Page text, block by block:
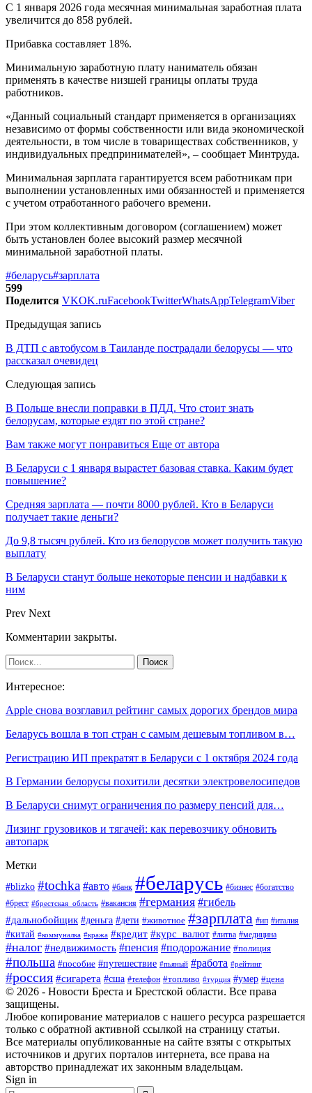
С 1 января 2026 года месячная минимальная заработная плата
увеличится до 858 рублей.
Прибавка составляет 18%.
Минимальную заработную плату наниматель обязан
применять в качестве низшей границы оплаты труда
работников.
«Данный социальный стандарт применяется в организациях
независимо от формы собственности или вида экономической
деятельности, в том числе в товариществах собственников, у
индивидуальных предпринимателей», – сообщает Минтруда.
Минимальная зарплата гарантируется всем работникам при
выполнении установленных ими обязанностей и применяется
с учетом отработанного рабочего времени.
При этом коллективным договором (соглашением) может
быть установлен более высокий размер месячной
минимальной заработной платы.
#беларусь#зарплата
599
Поделится VKOK.ruFacebookTwitterWhatsAppTelegramViber
Предыдущая запись
В ДТП с автобусом в Таиланде пострадали белорусы — что
рассказал очевидец
Следующая запись
В Польше внесли поправки в ПДД. Что стоит знать
белорусам, которые ездят по этой стране?
Вам также могут понравиться Еще от автора
В Беларуси с 1 января вырастет базовая ставка. Каким будет
повышение?
Средняя зарплата — почти 8000 рублей. Кто в Беларуси
получает такие деньги?
До 9,8 тысяч рублей. Кто из белорусов может получить такую
выплату
В Беларуси станут больше некоторые пенсии и надбавки к
ним
Prev Next
Комментарии закрыты.
Интересное:
Apple снова возглавил рейтинг самых дорогих брендов мира
Беларусь вошла в топ стран с самым дешевым топливом в…
Регистрацию ИП прекратят в Беларуси с 1 октября 2024 года
В Германии белорусы похитили десятки электровелосипедов
В Беларуси снимут ограничения по размеру пенсий для…
Лизинг грузовиков и тягачей: как перевозчику обновить
автопарк
Метки
#blizko #tochka #авто #банк #беларусь #бизнес #богатство
#брест #брестская_область #вакансия #германия #гибель
#дальнобойщик #деньга #дети #животное #зарплата #ип #италия
#китай #коммуналка #кража #кредит #курс_валют #литва #медицина
#налог #недвижимость #пенсия #подорожание #полиция
#польша #пособие #путешествие #пьяный #работа #рейтинг
#россия #сигарета #сша #телефон #топливо #турция #умер #цена
© 2026 - Новости Бреста и Брестской области. Все права
защищены.
Любое копирование материалов с нашего ресурса разрешается
только с обратной активной ссылкой на страницу статьи.
Все материалы опубликованные на сайте взяты с открытых
источников и других порталов интернета, все права на
авторство принадлежат их законным владельцам.
Sign in